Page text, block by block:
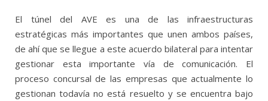
El túnel del AVE es una de las infraestructuras
estratégicas más importantes que unen ambos países,
de ahí que se llegue a este acuerdo bilateral para intentar
gestionar esta importante vía de comunicación. El
proceso concursal de las empresas que actualmente lo
gestionan todavía no está resuelto y se encuentra bajo